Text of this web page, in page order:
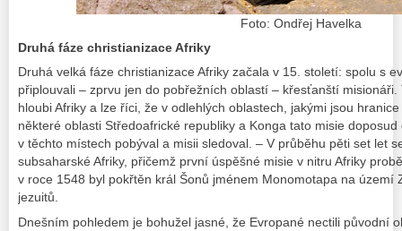
Foto: Ondřej Havelka
Druhá fáze christianizace Afriky
Druhá velká fáze christianizace Afriky začala v 15. století: spolu s
připlouvali – zprvu jen do pobřežních oblastí – křesťanští
hloubi Afriky a lze říci, že v odlehlých oblastech, jakými jsou
některé oblasti Středoafrické republiky a Konga tato misie
v těchto místech pobýval a misii sledoval. – V průběhu pěti set let
subsaharské Afriky, přičemž první úspěšné misie v nitru Afriky
v roce 1548 byl pokřtěn král Šonů jménem Monomotapa na území
jezuitů.
Dnešním pohledem je bohužel jasné, že Evropané nectili původní